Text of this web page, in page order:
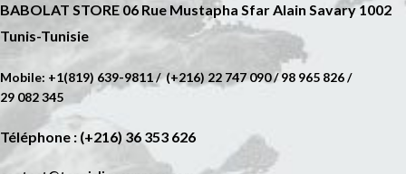
BABOLAT STORE 06 Rue Mustapha Sfar Alain Savary 1002
Tunis-Tunisie
Mobile: +1(819) 639-9811 / (+216) 22 747 090 / 98 965 826 /
29 082 345
Téléphone : (+216) 36 353 626